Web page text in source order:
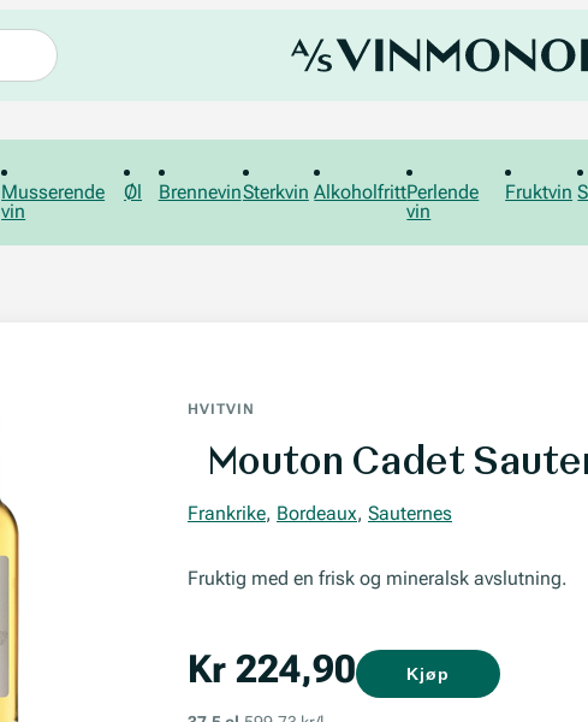
Musserende
vin
Øl BrennevinSterkvin AlkoholfrittPerlende
vin
Fruktvin
HVITVIN
Mouton Cadet
Frankrike, Bordeaux, Sauternes
Fruktig med en frisk og mineralsk avslutning.
Kr 224,90 Kjøp